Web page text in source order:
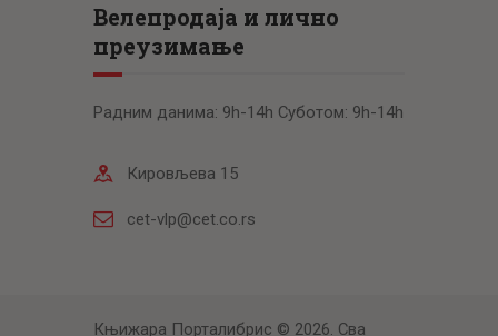
Велепродаја и лично
преузимање
Радним данима: 9h-14h Суботом: 9h-14h
Кировљева 15
cet-vlp@cet.co.rs
Књижара Порталибрис © 2026. Сва